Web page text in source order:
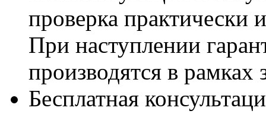
проверка практически
При наступлении
производятся в рамках
Бесплатная